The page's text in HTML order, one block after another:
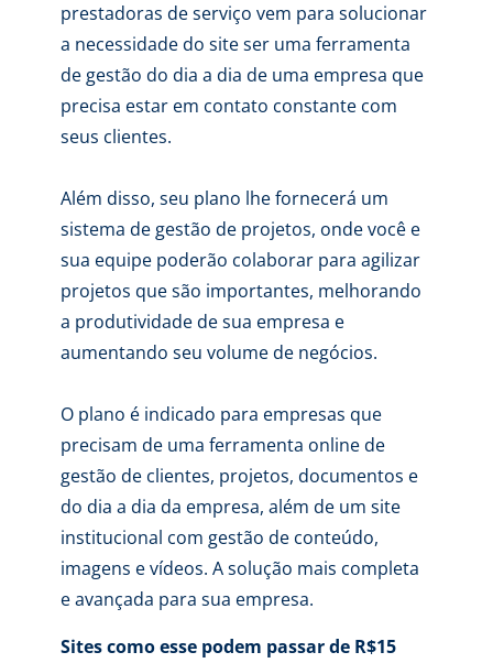
prestadoras de serviço vem para solucionar
a necessidade do site ser uma ferramenta
de gestão do dia a dia de uma empresa que
precisa estar em contato constante com
seus clientes.
Além disso, seu plano lhe fornecerá um
sistema de gestão de projetos, onde você e
sua equipe poderão colaborar para agilizar
projetos que são importantes, melhorando
a produtividade de sua empresa e
aumentando seu volume de negócios.
O plano é indicado para empresas que
precisam de uma ferramenta online de
gestão de clientes, projetos, documentos e
do dia a dia da empresa, além de um site
institucional com gestão de conteúdo,
imagens e vídeos. A solução mais completa
e avançada para sua empresa.
Sites como esse podem passar de R$15